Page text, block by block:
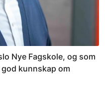
Nye Fagskole, og som
kunnskap om